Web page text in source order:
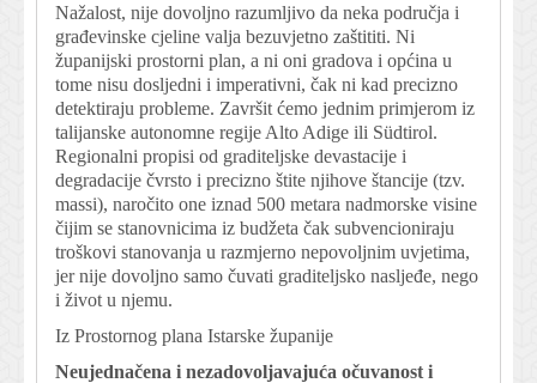
Nažalost, nije dovoljno razumljivo da neka područja i
građevinske cjeline valja bezuvjetno zaštititi. Ni
županijski prostorni plan, a ni oni gradova i općina u
tome nisu dosljedni i imperativni, čak ni kad precizno
detektiraju probleme. Završit ćemo jednim primjerom iz
talijanske autonomne regije Alto Adige ili Südtirol.
Regionalni propisi od graditeljske devastacije i
degradacije čvrsto i precizno štite njihove štancije (tzv.
massi), naročito one iznad 500 metara nadmorske visine
čijim se stanovnicima iz budžeta čak subvencioniraju
troškovi stanovanja u razmjerno nepovoljnim uvjetima,
jer nije dovoljno samo čuvati graditeljsko nasljeđe, nego
i život u njemu.
Iz Prostornog plana Istarske županije
Neujednačena i nezadovoljavajuća očuvanost i